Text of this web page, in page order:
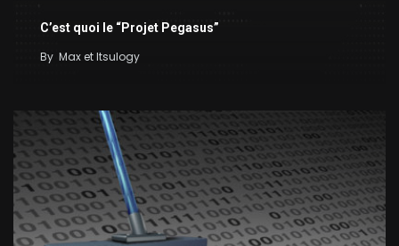
C’est quoi le “Projet Pegasus”
By Max et Itsulogy